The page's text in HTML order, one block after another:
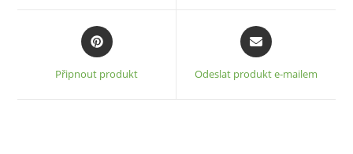
Opens
in
new
Připnout produkt
Opens
in
Odeslat produkt e-mailem